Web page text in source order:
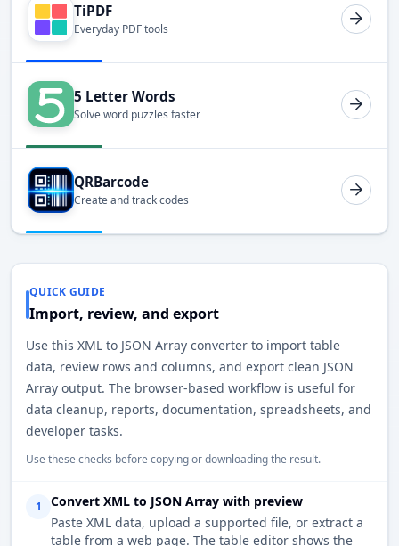
TiPDF
Everyday PDF tools
5 Letter Words
Solve word puzzles faster
QRBarcode
Create and track codes
QUICK GUIDE
Import, review, and export
Use this XML to JSON Array converter to import table
data, review rows and columns, and export clean JSON
Array output. The browser-based workflow is useful for
data cleanup, reports, documentation, spreadsheets, and
developer tasks.
Use these checks before copying or downloading the result.
1
Convert XML to JSON Array with preview
Paste XML data, upload a supported file, or extract a
table from a web page. The table editor shows the